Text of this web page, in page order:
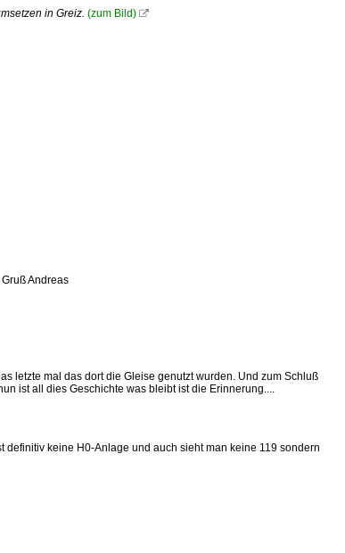
in Greiz. (zum Bild) 
Andreas
letzte mal das dort die Gleise genutzt wurden. Und zum Schluß
ist all dies Geschichte was bleibt ist die Erinnerung....
keine H0-Anlage und auch sieht man keine 119 sondern